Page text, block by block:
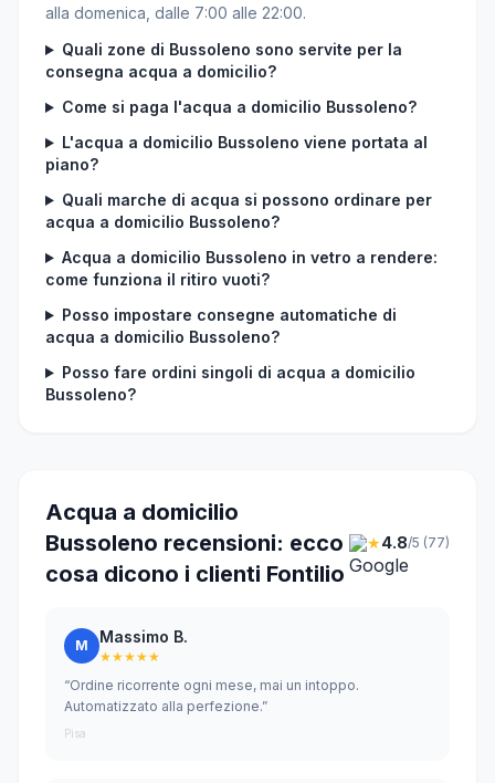
alla domenica, dalle 7:00 alle 22:00.
Quali zone di Bussoleno sono servite per la
consegna acqua a domicilio?
Come si paga l'acqua a domicilio Bussoleno?
L'acqua a domicilio Bussoleno viene portata al
piano?
Quali marche di acqua si possono ordinare per
acqua a domicilio Bussoleno?
Acqua a domicilio Bussoleno in vetro a rendere:
come funziona il ritiro vuoti?
Posso impostare consegne automatiche di
acqua a domicilio Bussoleno?
Posso fare ordini singoli di acqua a domicilio
Bussoleno?
Acqua a domicilio
Bussoleno recensioni: ecco
cosa dicono i clienti Fontilio
★4.8/5 (77)
M Massimo B.
★★★★★
“Ordine ricorrente ogni mese, mai un intoppo.
Automatizzato alla perfezione.”
Pisa